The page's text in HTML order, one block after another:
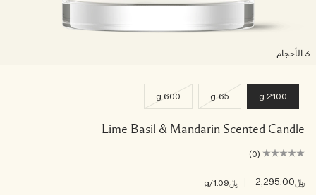
2100 g
65 g
600 g
Lime Basil & Mandarin Scented Candle
(0)
﷼2,295.00 ﷼1.09 /g